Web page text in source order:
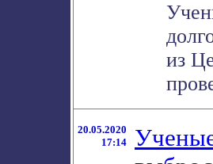
из
20.05.2020
17:14